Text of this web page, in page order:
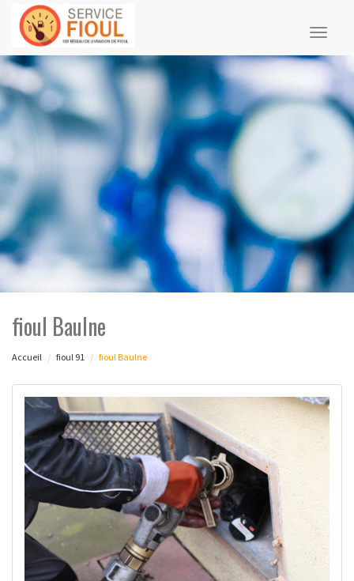
fioul Baulne
Accueil fioul 91 fioul Baulne